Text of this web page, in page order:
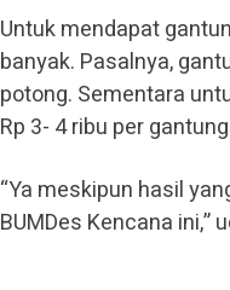
Untuk mendapat
banyak. Pasalnya,
potong. Sementara
Rp 3- 4 ribu per
“Ya meskipun hasil
BUMDes Kencana ini,”